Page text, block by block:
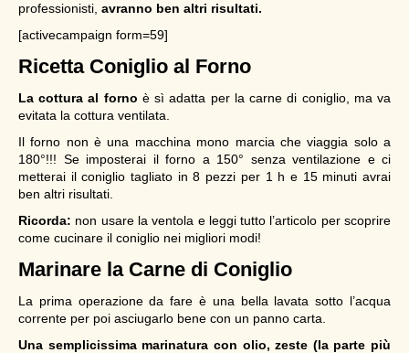
professionisti, avranno ben altri risultati.
[activecampaign form=59]
Ricetta Coniglio al Forno
La cottura al forno è sì adatta per la carne di coniglio, ma va
evitata la cottura ventilata.
Il forno non è una macchina mono marcia che viaggia solo a
180°!!! Se imposterai il forno a 150° senza ventilazione e ci
metterai il coniglio tagliato in 8 pezzi per 1 h e 15 minuti avrai
ben altri risultati.
Ricorda: non usare la ventola e leggi tutto l’articolo per scoprire
come cucinare il coniglio nei migliori modi!
Marinare la Carne di Coniglio
La prima operazione da fare è una bella lavata sotto l’acqua
corrente per poi asciugarlo bene con un panno carta.
Una semplicissima marinatura con olio, zeste (la parte più